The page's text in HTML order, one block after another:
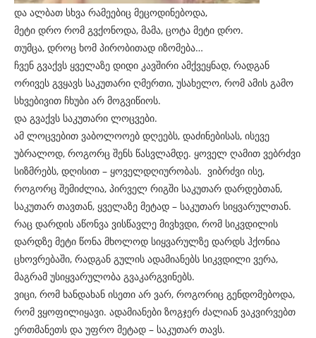
და ალბათ სხვა რამეებიც მეცოდინებოდა,
მეტი დრო რომ გვქონოდა, მამა, ცოტა მეტი დრო.
თუმცა, დროც ხომ პირობითად იზომება…
ჩვენ გვაქვს ყველაზე დიდი კავშირი ამქვეყნად, რადგან
ორივეს გვყავს საკუთარი ღმერთი, უსახელო, რომ ამის გამო
სხვებივით ჩხუბი არ მოგვიწიოს.
და გვაქვს საკუთარი ლოცვები.
ამ ლოცვებით ვაბოლოოებ დღეებს, დაძინებისას, ისევე
უბრალოდ, როგორც შენს წასვლამდე. ყოველ ღამით ვებრძვი
სიზმრებს, დღისით – ყოველდღიურობას. ვიბრძვი ისე,
როგორც შემიძლია, პირველ რიგში საკუთარ დარდებთან,
საკუთარ თავთან, ყველაზე მეტად – საკუთარ სიყვარულთან.
რაც დარდის აწონვა ვისწავლე მივხვდი, რომ სიკვდილის
დარდზე მეტი წონა მხოლოდ სიყვარულზე დარდს ჰქონია
ცხოვრებაში, რადგან გულის ადამიანებს სიკვდილი ვერა,
მაგრამ უსიყვარულობა გვაკარგვინებს.
ვიცი, რომ ხანდახან ისეთი არ ვარ, როგორიც გენდომებოდა,
რომ ვყოფილიყავი. ადამიანები ზოგჯერ ძალიან ვაკვირვებთ
ერთმანეთს და უფრო მეტად – საკუთარ თავს.